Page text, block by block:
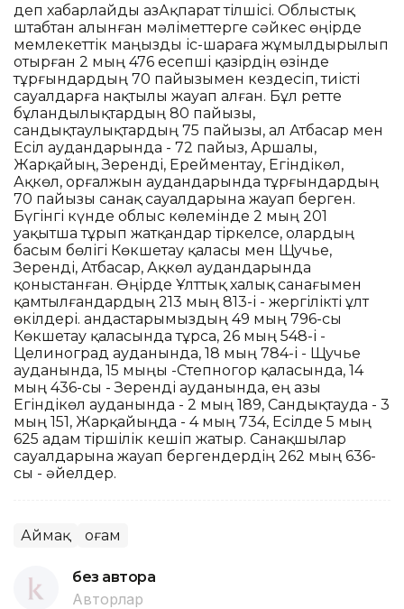
деп хабарлайды ҚазАқпарат тілшісі. Облыстық
штабтан алынған мәліметтерге сәйкес өңірде
мемлекеттік маңызды іс-шараға жұмылдырылып
отырған 2 мың 476 есепші қазірдің өзінде
тұрғындардың 70 пайызымен кездесіп, тиісті
сауалдарға нақтылы жауап алған. Бұл ретте
бұландылықтардың 80 пайызы,
сандықтаулықтардың 75 пайызы, ал Атбасар мен
Есіл аудандарында - 72 пайыз, Аршалы,
Жарқайың, Зеренді, Ерейментау, Егіндікөл,
Ақкөл, Қорғалжын аудандарында тұрғындардың
70 пайызы санақ сауалдарына жауап берген.
Бүгінгі күнде облыс көлемінде 2 мың 201
уақытша тұрып жатқандар тіркелсе, олардың
басым бөлігі Көкшетау қаласы мен Щучье,
Зеренді, Атбасар, Ақкөл аудандарында
қоныстанған. Өңірде Ұлттық халық санағымен
қамтылғандардың 213 мың 813-і - жергілікті ұлт
өкілдері. Қандастарымыздың 49 мың 796-сы
Көкшетау қаласында тұрса, 26 мың 548-і -
Целиноград ауданында, 18 мың 784-і - Щучье
ауданында, 15 мыңы -Степногор қаласында, 14
мың 436-сы - Зеренді ауданында, ең азы
Егіндікөл ауданында - 2 мың 189, Сандықтауда - 3
мың 151, Жарқайыңда - 4 мың 734, Есілде 5 мың
625 адам тіршілік кешіп жатыр. Санақшылар
сауалдарына жауап бергендердің 262 мың 636-
сы - әйелдер.
Аймақ Қоғам
без автора
Авторлар